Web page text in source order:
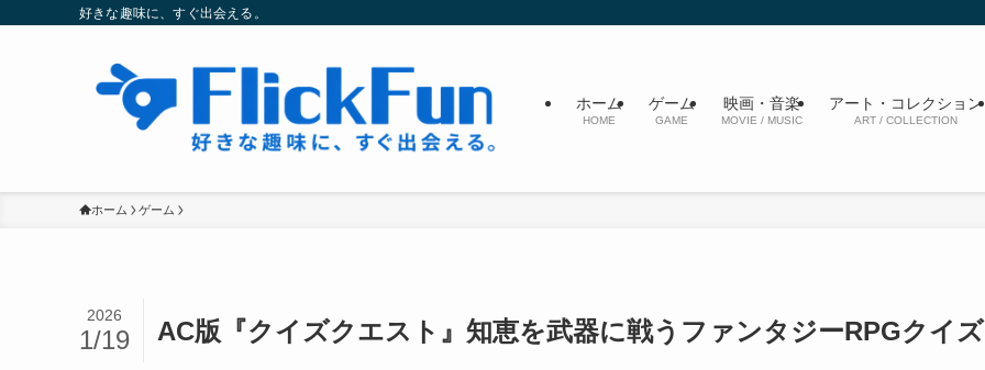
好きな趣味に、すぐ出会える。
ホーム
HOME
ゲーム
GAME
映画・音楽
MOVIE / MUSIC
アート・コレクション
ART / COLLECTION
ホーム ゲーム
AC版『クイズクエスト』知恵を武器に戦うファンタジーRPGクイズ
2026
1/19